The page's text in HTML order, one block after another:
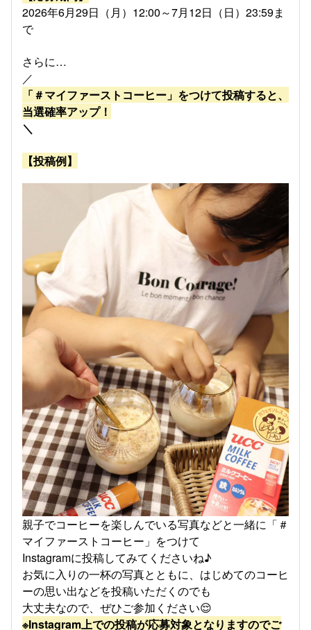
2026年6月29日（月）12:00～7月12日（日）23:59ま
で
さらに…
／
「＃マイファーストコーヒー」をつけて投稿すると、
当選確率アップ！
＼
【投稿例】
親子でコーヒーを楽しんでいる写真などと一緒に「＃
マイファーストコーヒー」をつけて
Instagramに投稿してみてくださいね♪
お気に入りの一杯の写真とともに、はじめてのコーヒ
ーの思い出などを投稿いただくのでも
大丈夫なので、ぜひご参加ください😌
※Instagram上での投稿が応募対象となりますのでご